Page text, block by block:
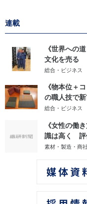
連載
《世界への
文化を売る
総合・ビジネス
《物本位＋
の職人技で
総合・ビジネス
《女性の働
識は高く 評
素材・製造・商社